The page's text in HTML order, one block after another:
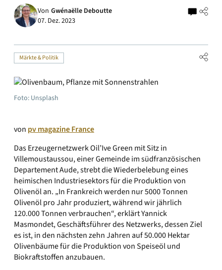
Von Gwénaëlle Deboutte
07. Dez. 2023
Märkte & Politik
Foto: Unsplash
von pv magazine France
Das Erzeugernetzwerk Oil’Ive Green mit Sitz in
Villemoustaussou, einer Gemeinde im südfranzösischen
Departement Aude, strebt die Wiederbelebung eines
heimischen Industriesektors für die Produktion von
Olivenöl an. „In Frankreich werden nur 5000 Tonnen
Olivenöl pro Jahr produziert, während wir jährlich
120.000 Tonnen verbrauchen“, erklärt Yannick
Masmondet, Geschäftsführer des Netzwerks, dessen Ziel
es ist, in den nächsten zehn Jahren auf 50.000 Hektar
Olivenbäume für die Produktion von Speiseöl und
Biokraftstoffen anzubauen.